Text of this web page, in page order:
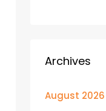
Archives
August 2026